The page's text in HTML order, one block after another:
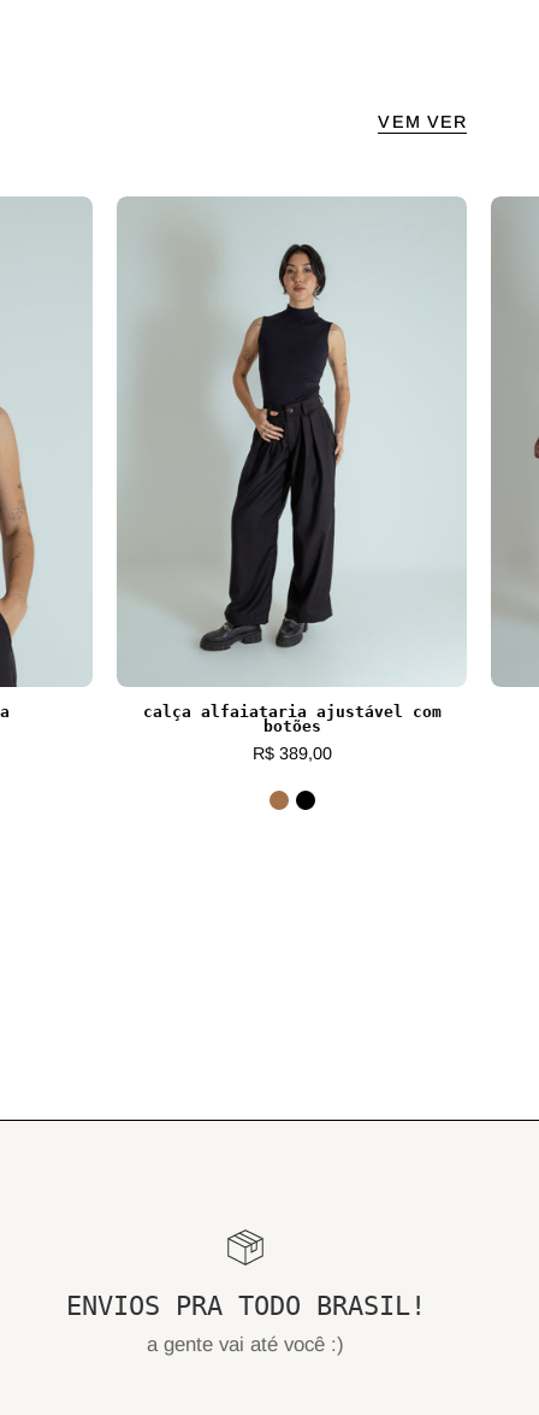
VEM VER
calça alfaiataria ajustável
calça alfaiataria ajustável com
botões
R$ 389,00
ENVIOS PRA TODO BRASIL!
a gente vai até você :)